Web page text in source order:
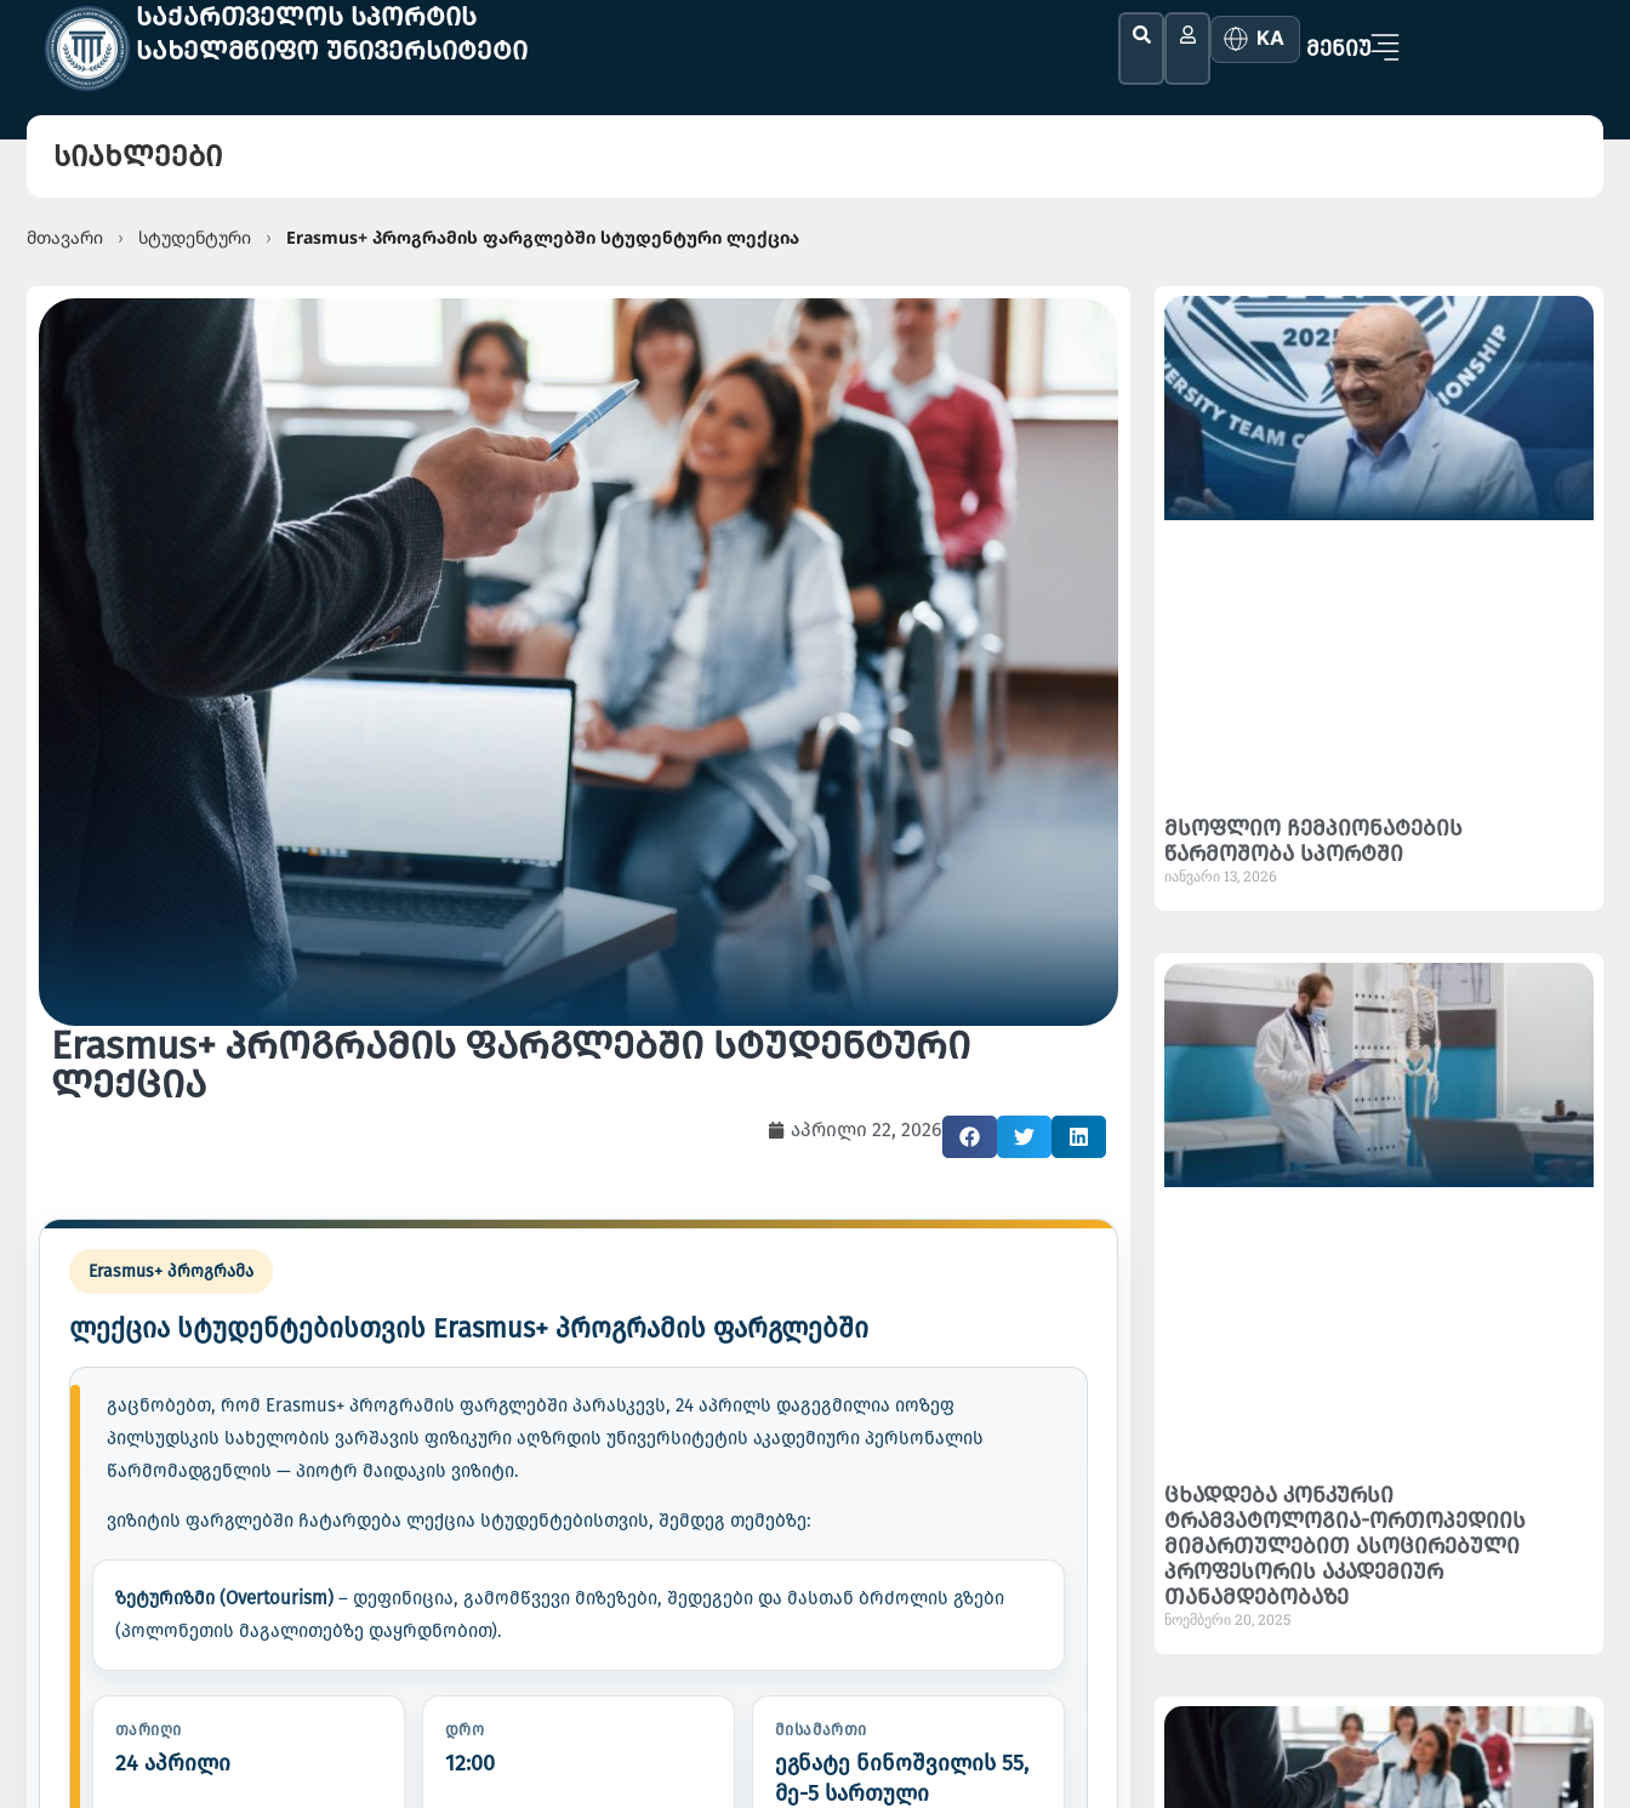
საქართველოს სპორტის
სახელმწიფო უნივერსიტეტი
KA ᲛᲔᲜᲘᲣ
სიახლეები
მთავარი › სტუდენტური › Erasmus+ პროგრამის ფარგლებში სტუდენტური ლექცია
Erasmus+ პროგრამის ფარგლებში სტუდენტური
ლექცია
აპრილი 22, 2026
Erasmus+ პროგრამა
ლექცია სტუდენტებისთვის Erasmus+ პროგრამის ფარგლებში
გაცნობებთ, რომ Erasmus+ პროგრამის ფარგლებში პარასკევს, 24 აპრილს დაგეგმილია იოზეფ
პილსუდსკის სახელობის ვარშავის ფიზიკური აღზრდის უნივერსიტეტის აკადემიური პერსონალის
წარმომადგენლის — პიოტრ მაიდაკის ვიზიტი.
ვიზიტის ფარგლებში ჩატარდება ლექცია სტუდენტებისთვის, შემდეგ თემებზე:
ზეტურიზმი (Overtourism) – დეფინიცია, გამომწვევი მიზეზები, შედეგები და მასთან ბრძოლის გზები
(პოლონეთის მაგალითებზე დაყრდნობით).
ᲗᲐᲠᲘᲦᲘ
24 აპრილი
ᲓᲠᲝ
12:00
ᲛᲘᲡᲐᲛᲐᲠᲗᲘ
ეგნატე ნინოშვილის 55,
მე-5 სართული
მსოფლიო ჩემპიონატების
წარმოშობა სპორტში
იანვარი 13, 2026
ცხადდება კონკურსი
ტრამვატოლოგია-ორთოპედიის
მიმართულებით ასოცირებული
პროფესორის აკადემიურ
თანამდებობაზე
ნოემბერი 20, 2025